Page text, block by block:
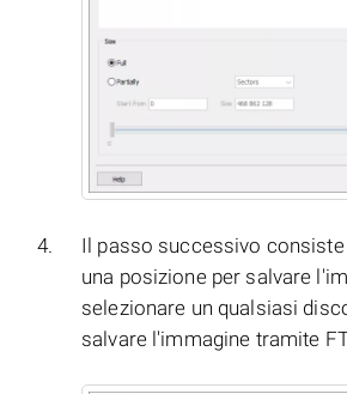
Il passo successivo
una posizione per salvare
selezionare un qualsiasi
salvare l'immagine tramite